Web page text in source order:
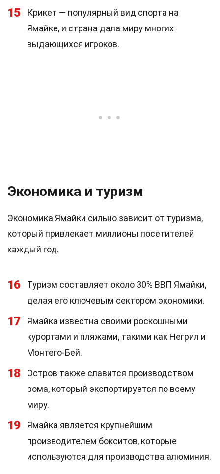
15
Крикет — популярный вид спорта на
Ямайке, и страна дала миру многих
выдающихся игроков.
Экономика и туризм
Экономика Ямайки сильно зависит от туризма,
который привлекает миллионы посетителей
каждый год.
16
Туризм составляет около 30% ВВП Ямайки,
делая его ключевым сектором экономики.
17
Ямайка известна своими роскошными
курортами и пляжами, такими как Негрил и
Монтего-Бей.
18
Остров также славится производством
рома, который экспортируется по всему
миру.
19
Ямайка является крупнейшим
производителем бокситов, которые
используются для производства алюминия.